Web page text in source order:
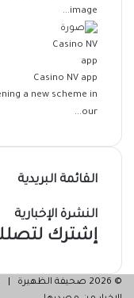
image...
Casino NV app
a new scheme in
our...
القائمة البريدية
النشرة الإخبارية
إشترك
© 2026 صحيفة الظهيرة |